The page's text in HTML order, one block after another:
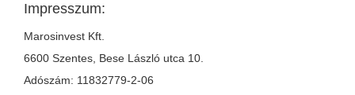
Impresszum:
Marosinvest Kft.
6600 Szentes, Bese László utca 10.
Adószám: 11832779-2-06